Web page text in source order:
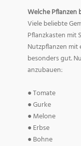
Welche Pflanzen
Viele beliebte
Pflanzkasten mit
Nutzpflanzen mit
besonders gut.
anzubauen:
● Tomate
● Gurke
● Melone
● Erbse
● Bohne